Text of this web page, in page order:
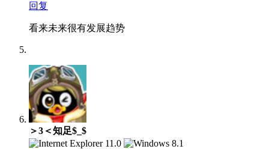
回复
看来未来很有发展趋势
＞3＜知足$_$